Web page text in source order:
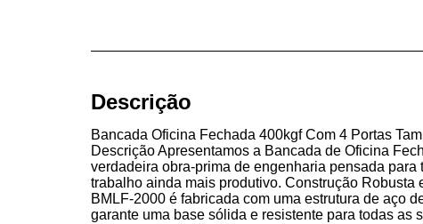
Descrição
Bancada Oficina Fechada 400kgf Com 4 Portas
Descrição Apresentamos a Bancada de Oficina
verdadeira obra-prima de engenharia pensada para
trabalho ainda mais produtivo. Construção Robusta
BMLF-2000 é fabricada com uma estrutura de aço
garante uma base sólida e resistente para todas as